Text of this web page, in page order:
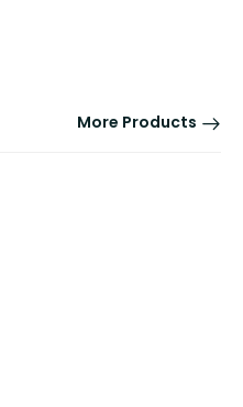
More Products